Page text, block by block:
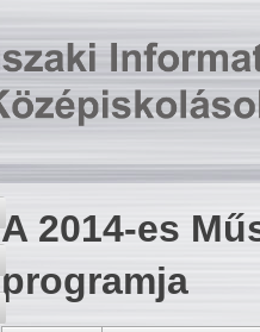
A 2014-es
programja